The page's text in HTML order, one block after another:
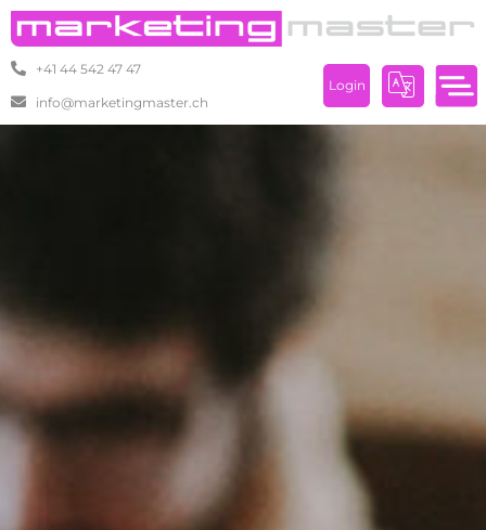
+41 44 542 47 47
info@marketingmaster.ch
Login